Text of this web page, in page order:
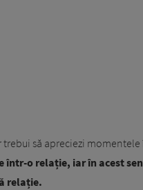
să apreciezi
într-o relație, iar în acest
relație.